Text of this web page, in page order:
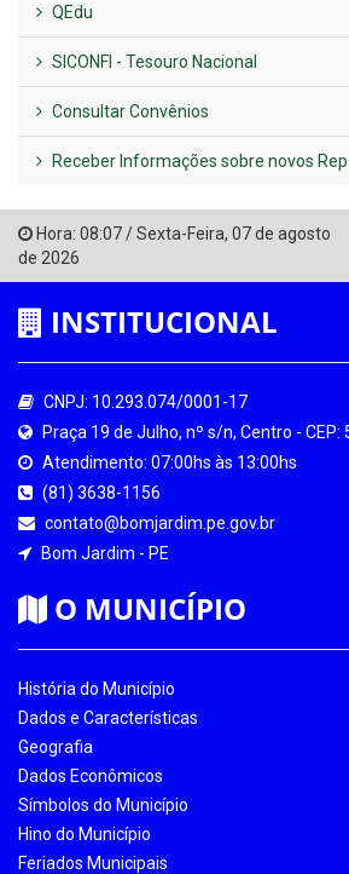
QEdu
SICONFI - Tesouro Nacional
Consultar Convênios
Receber Informações sobre novos
Hora: 08:07/Sexta-Feira, 07 de agosto
de 2026
INSTITUCIONAL
CNPJ: 10.293.074/0001-17
Praça 19 de Julho, nº s/n, Centro - CEP:
Atendimento: 07:00hs às 13:00hs
(81) 3638-1156
contato@bomjardim.pe.gov.br
Bom Jardim - PE
O MUNICÍPIO
História do Município
Dados e Características
Geografia
Dados Econômicos
Símbolos do Município
Hino do Município
Feriados Municipais